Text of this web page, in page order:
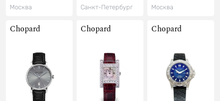
Москва Санкт-Петербург Москва
Chopard Chopard Chopard